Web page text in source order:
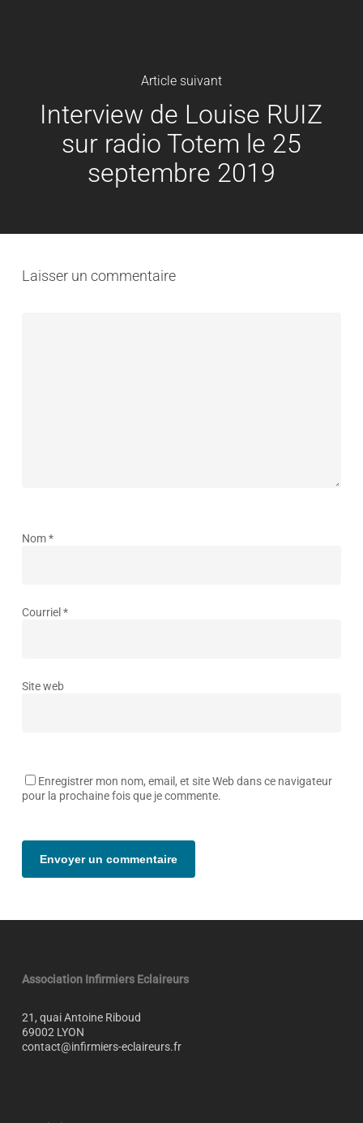
Article suivant
Interview de Louise RUIZ
sur radio Totem le 25
septembre 2019
Laisser un commentaire
Nom*
Courriel*
Site web
Enregistrer mon nom, email, et site Web dans ce navigateur
pour la prochaine fois que je commente.
Association Infirmiers Eclaireurs
21, quai Antoine Riboud
69002 LYON
contact@infirmiers-eclaireurs.fr